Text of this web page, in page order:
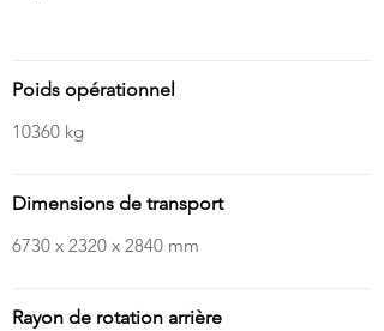
Poids opérationnel
10360 kg
Dimensions de transport
6730 x 2320 x 2840 mm
Rayon de rotation arrière